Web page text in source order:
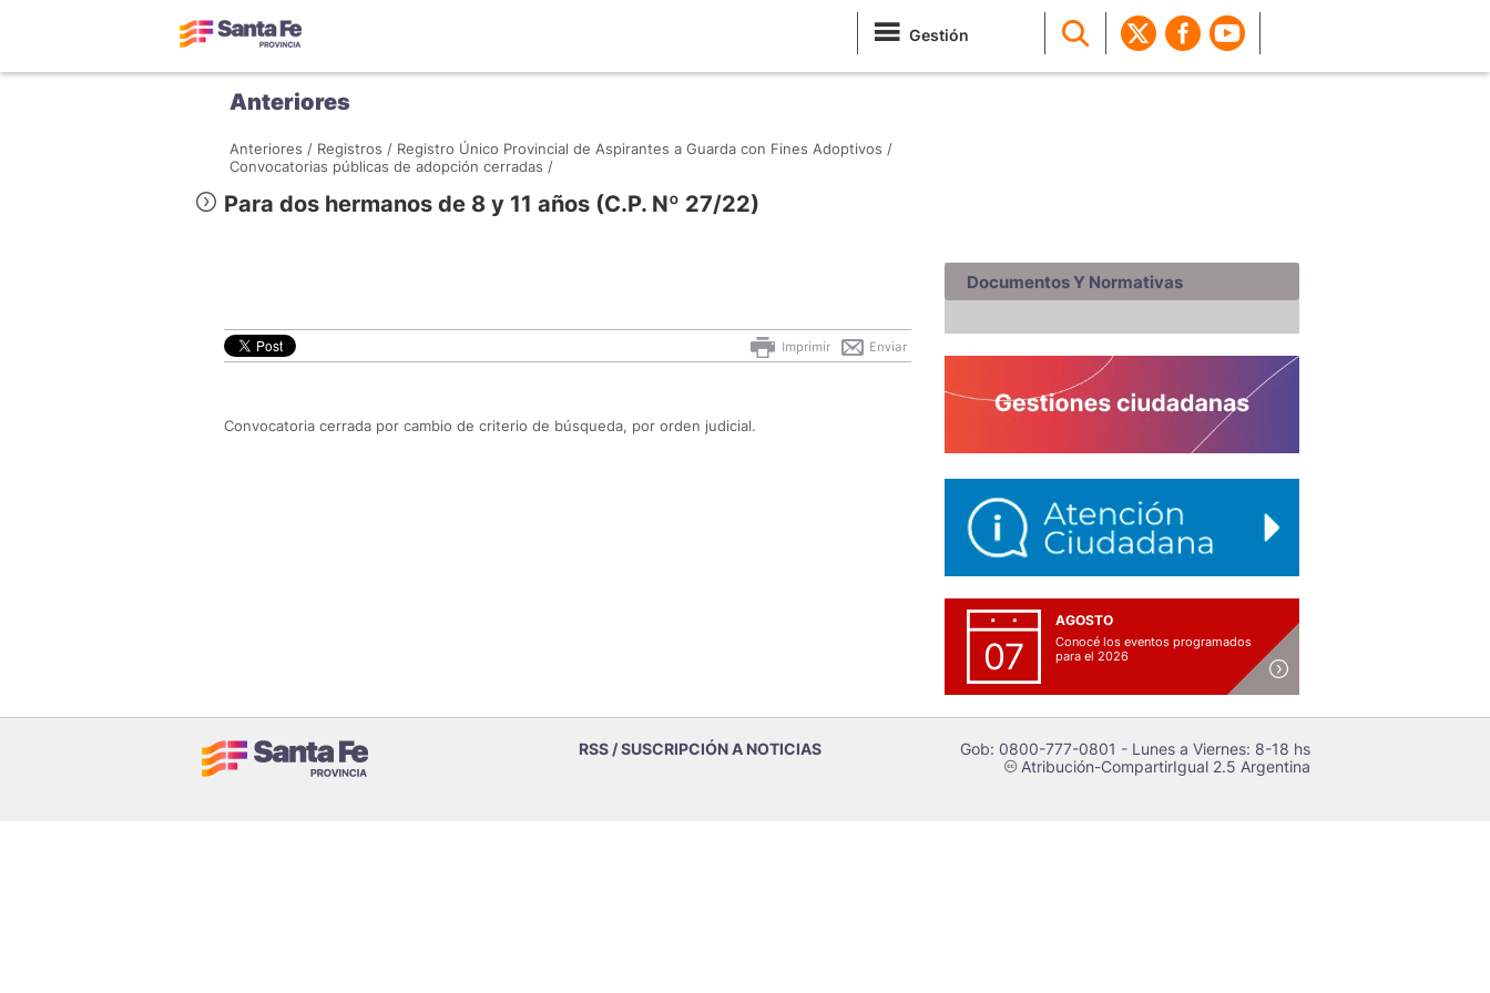
Gestión
Anteriores
Anteriores / Registros / Registro Único Provincial de Aspirantes a Guarda con Fines Adoptivos /
Convocatorias públicas de adopción cerradas /
Para dos hermanos de 8 y 11 años (C.P. Nº 27/22)
Enviar
Imprimir
Convocatoria cerrada por cambio de criterio de búsqueda, por orden judicial.
Documentos Y Normativas
07
AGOSTO
Conocé los eventos programados
para el 2026
RSS / SUSCRIPCIÓN A NOTICIAS Gob: 0800-777-0801 - Lunes a Viernes: 8-18 hs
cAtribución-CompartirIgual 2.5 Argentina